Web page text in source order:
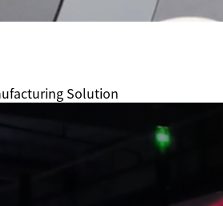
Solution